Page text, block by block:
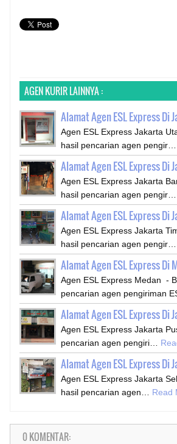
AGEN KURIR LAINNYA :
Alamat Agen ESL Express Di
Agen ESL Express Jakarta
hasil pencarian agen pengir…
Alamat Agen ESL Express Di
Agen ESL Express Jakarta
hasil pencarian agen pengir…
Alamat Agen ESL Express Di
Agen ESL Express Jakarta
hasil pencarian agen pengir…
Alamat Agen ESL Express Di
Agen ESL Express Medan -
pencarian agen pengiriman
Alamat Agen ESL Express Di
Agen ESL Express Jakarta
pencarian agen pengiri…
Alamat Agen ESL Express Di
Agen ESL Express Jakarta
hasil pencarian agen…
Read
0 KOMENTAR: